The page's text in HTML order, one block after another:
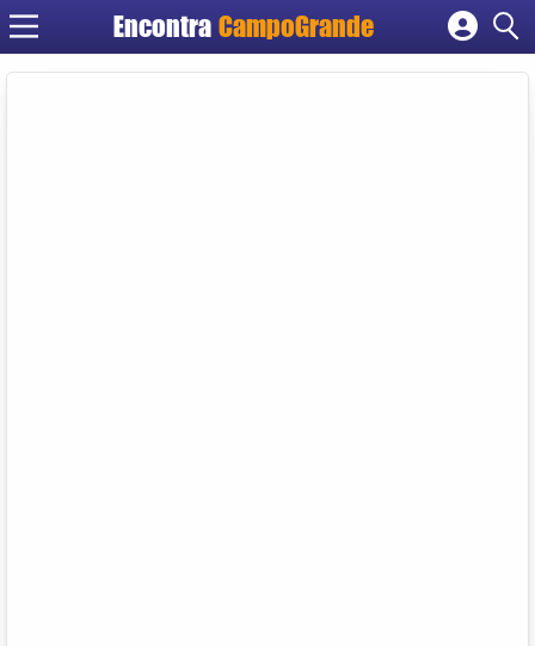
Encontra CampoGrande
Cadastrar empresa